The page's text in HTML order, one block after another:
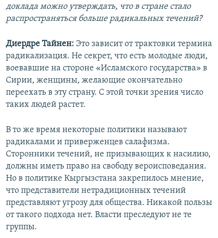
доклада можно утверждать, что в стране стало
распространяться больше радикальных течений?
Диердре Тайнен: Это зависит от трактовки термина
радикализация. Не секрет, что есть молодые люди,
воевавшие на стороне «Исламского государства» в
Сирии, женщины, желающие окончательно
переехать в эту страну. С этой точки зрения число
таких людей растет.
В то же время некоторые политики называют
радикалами и приверженцев салафизма.
Сторонники течений, не призывающих к насилию,
должны иметь право на свободу вероисповедания.
Но в политике Кыргызстана закрепилось мнение,
что представители нетрадиционных течений
представляют угрозу для общества. Никакой пользы
от такого подхода нет. Власти преследуют не те
группы.